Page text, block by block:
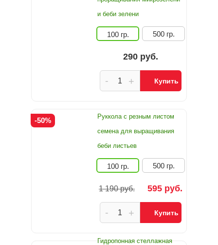
и беби зелени
100 гр. 500 гр.
290 руб.
+
- Купить
Руккола с резным листом
семена для выращивания
беби листьев
-50%
100 гр. 500 гр.
1 190 руб. 595 руб.
+
- Купить
Гидропонная стеллажная